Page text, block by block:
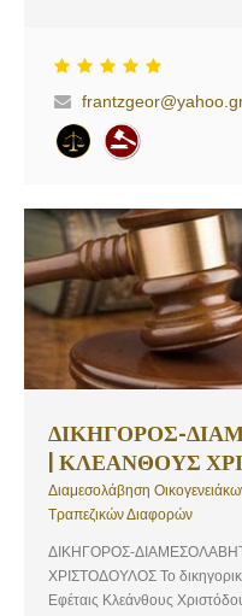
Εμπράγματο Δίκαιο,
ΔΙΚΗΓΟΡΟΣ-
| ΚΛΕΑΝΘΟΥΣ
Διαμεσολάβηση
Τραπεζικών Διαφορών
ΔΙΚΗΓΟΡΟΣ-
ΧΡΙΣΤΟΔΟΥΛΟΣ Το
Εφέταις Κλεάνθους